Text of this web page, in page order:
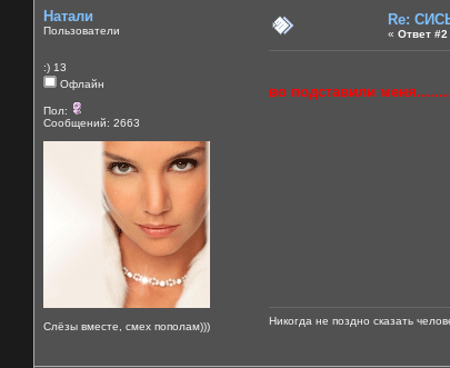
Натали
Пользователи
:) 13
Офлайн
Пол:
Сообщений: 2663
Слёзы вместе, смех пополам)))
Re:
« Ответ #2
во подставили
Никогда не поздно сказать